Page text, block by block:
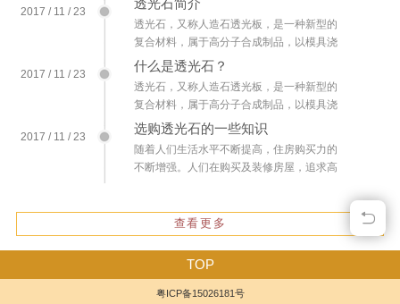
配是关键，而且价格也要比大理石低,二手挖
掘机。另外透光材料还可以制作成透光石、
透光灯、透光板等产品，用途很广。
2017 / 11 / 23
透光石简介
透光石，又称人造石透光板，是一种新型的
复合材料，属于高分子合成制品，以模具浇
铸成型。浇铸成型。因其具有密度低、无毒
饰材，在国际国内建筑装潢行业中已广泛使
用。该产品幅面宽、长度长、强度高，无辐
射性，品种规格齐全，安装后重量为天然石
材1/4左右，是取代天然石理想的材质，正以
非常规的速度普及各大小装饰工程，是当今
2017 / 11 / 23
什么是透光石？
透光石，又称人造石透光板，是一种新型的
复合材料，属于高分子合成制品，以模具浇
铸成型。因其具有密度低、无毒性、无放射
耐磨、耐冲击、易保养、拼接无缝、任意造
型等优点，正逐步成为装修建材市场上的新
2017 / 11 / 23
选购透光石的一些知识
随着人们生活水平不断提高，住房购买力的
不断增强。人们在购买及装修房屋，追求高
查看更多
TOP
粤ICP备15026181号